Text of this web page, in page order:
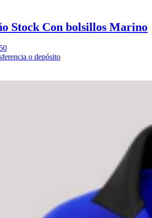
Stock Con bolsillos Marino
o depósito